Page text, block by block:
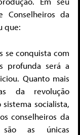
Conselheiros da
que:
se conquista com
profunda será a
Quanto mais
da revolução
socialista,
conselheiros da
são as únicas